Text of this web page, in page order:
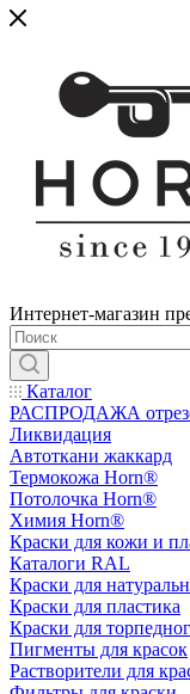
Интернет-магазин
Каталог
РАСПРОДАЖА
Ликвидация
Автоткани жаккард
Термокожа Horn®
Потолочка Horn®
Химия Horn®
Краски для кожи и
Каталоги RAL
Краски для
Краски для пластика
Краски для
Пигменты для красок
Растворители для